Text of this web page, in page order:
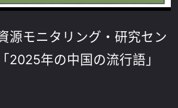
源モニタリング・研究セン
2025年の中国の流行語」